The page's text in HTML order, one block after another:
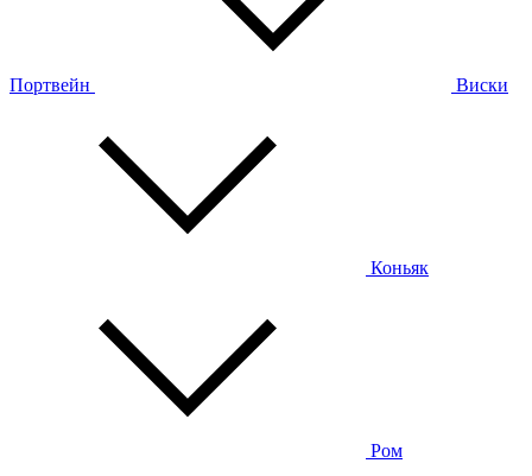
Портвейн Виски
Коньяк
Ром